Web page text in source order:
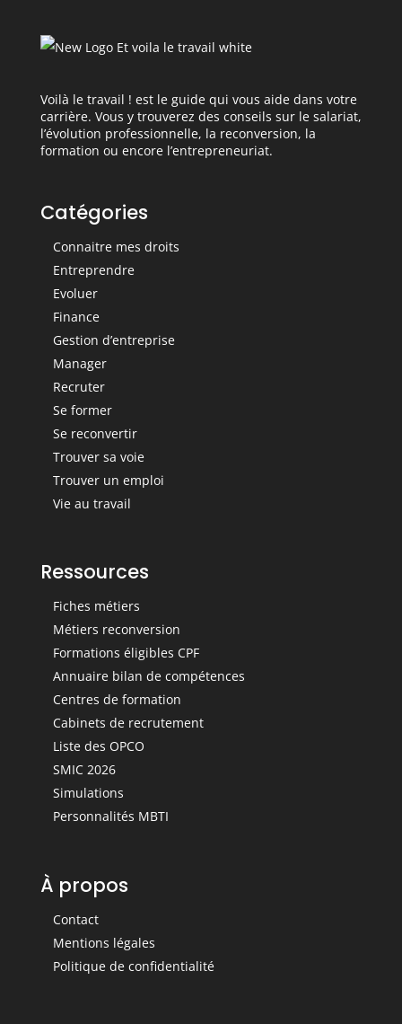
Voilà le travail ! est le guide qui vous aide dans votre
carrière. Vous y trouverez des conseils sur le salariat,
l’évolution professionnelle, la reconversion, la
formation ou encore l’entrepreneuriat.
Catégories
Connaitre mes droits
Entreprendre
Evoluer
Finance
Gestion d’entreprise
Manager
Recruter
Se former
Se reconvertir
Trouver sa voie
Trouver un emploi
Vie au travail
Ressources
Fiches métiers
Métiers reconversion
Formations éligibles CPF
Annuaire bilan de compétences
Centres de formation
Cabinets de recrutement
Liste des OPCO
SMIC 2026
Simulations
Personnalités MBTI
À propos
Contact
Mentions légales
Politique de confidentialité